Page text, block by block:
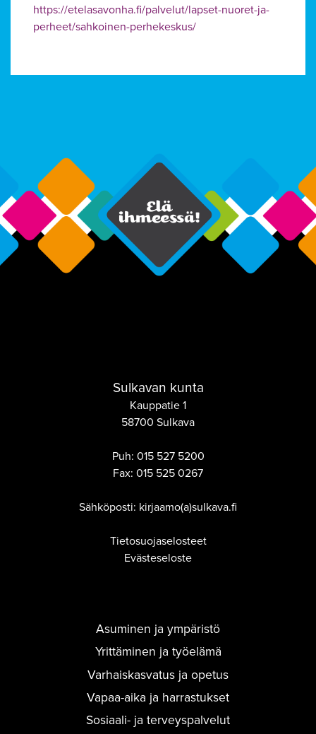
https://etelasavonha.fi/palvelut/lapset-nuoret-ja-
perheet/sahkoinen-perhekeskus/
Sulkavan kunta
Kauppatie 1
58700 Sulkava
Puh: 015 527 5200
Fax: 015 525 0267
Sähköposti: kirjaamo(a)sulkava.fi
Tietosuojaselosteet
Evästeseloste
Asuminen ja ympäristö
Yrittäminen ja työelämä
Varhaiskasvatus ja opetus
Vapaa-aika ja harrastukset
Sosiaali- ja terveyspalvelut